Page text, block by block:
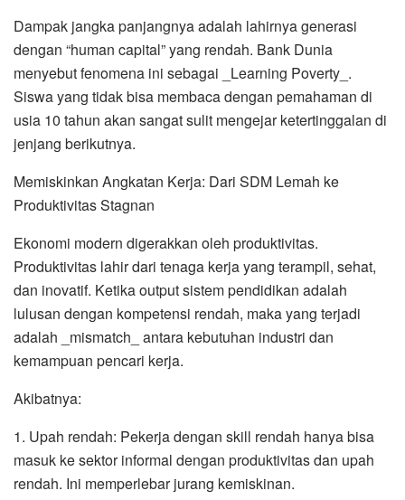
Dampak jangka panjangnya adalah lahirnya generasi
dengan “human capital” yang rendah. Bank Dunia
menyebut fenomena ini sebagai _Learning Poverty_.
Siswa yang tidak bisa membaca dengan pemahaman di
usia 10 tahun akan sangat sulit mengejar ketertinggalan di
jenjang berikutnya.
Memiskinkan Angkatan Kerja: Dari SDM Lemah ke
Produktivitas Stagnan
Ekonomi modern digerakkan oleh produktivitas.
Produktivitas lahir dari tenaga kerja yang terampil, sehat,
dan inovatif. Ketika output sistem pendidikan adalah
lulusan dengan kompetensi rendah, maka yang terjadi
adalah _mismatch_ antara kebutuhan industri dan
kemampuan pencari kerja.
Akibatnya:
1. Upah rendah: Pekerja dengan skill rendah hanya bisa
masuk ke sektor informal dengan produktivitas dan upah
rendah. Ini memperlebar jurang kemiskinan.